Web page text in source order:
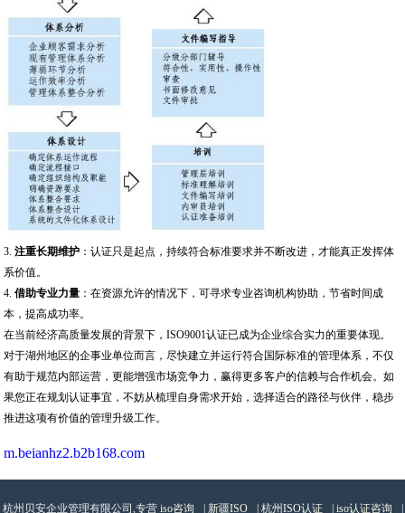
3.注重长期维护 ：认证只是起点，持续符合标准要求并不断改进，才能真正发挥体
系价值。
4.借助专业力量 ：在资源允许的情况下，可寻求专业咨询机构协助，节省时间成
本，提高成功率。
在当前经济高质量发展的背景下，ISO9001认证已成为企业综合实力的重要体现。
对于湖州地区的企事业单位而言，尽快建立并运行符合国际标准的管理体系，不仅
有助于规范内部运营，更能增强市场竞争力，赢得更多客户的信赖与合作机会。如
果您正在规划认证事宜，不妨从梳理自身需求开始，选择适合的路径与伙伴，稳步
推进这项有价值的管理升级工作。
m.beianhz2.b2b168.com
杭州贝安企业管理有限公司,专营 iso咨询 新疆ISO 杭州ISO认证 iso认证咨询